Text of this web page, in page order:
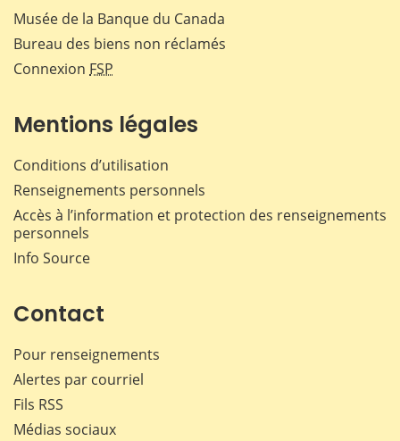
Musée de la Banque du Canada
Bureau des biens non réclamés
Connexion FSP
Mentions légales
Conditions d’utilisation
Renseignements personnels
Accès à l’information et protection des renseignements
personnels
Info Source
Contact
Pour renseignements
Alertes par courriel
Fils RSS
Médias sociaux